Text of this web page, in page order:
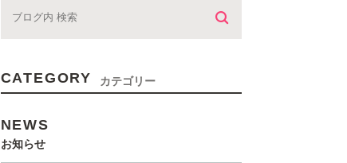
CATEGORY カテゴリー
NEWS
お知らせ